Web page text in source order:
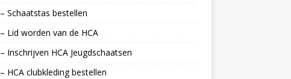
– Schaatstas bestellen
– Lid worden van de HCA
– Inschrijven HCA Jeugdschaatsen
– HCA clubkleding bestellen